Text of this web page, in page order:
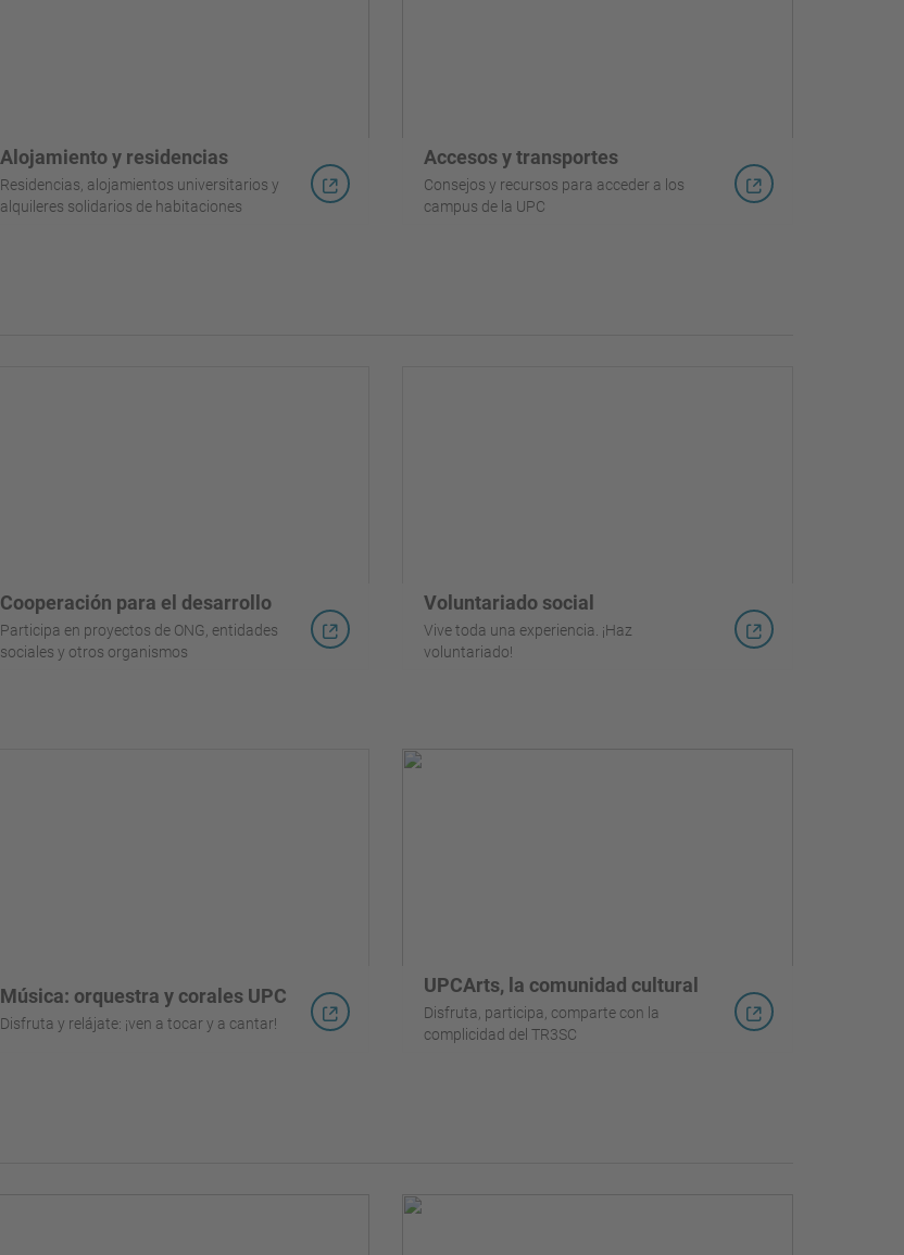
Alojamiento y residencias
Residencias, alojamientos universitarios y
alquileres solidarios de habitaciones
Accesos y transportes
Consejos y recursos para acceder a los
campus de la UPC
Cooperación para el desarrollo
Participa en proyectos de ONG, entidades
sociales y otros organismos
Voluntariado social
Vive toda una experiencia. ¡Haz
voluntariado!
Música: orquestra y corales UPC
Disfruta y relájate: ¡ven a tocar y a cantar!
UPCArts, la comunidad cultural
Disfruta, participa, comparte con la
complicidad del TR3SC